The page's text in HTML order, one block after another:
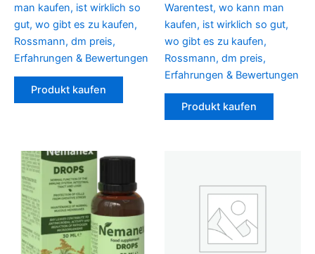
man kaufen, ist wirklich so
gut, wo gibt es zu kaufen,
Rossmann, dm preis,
Erfahrungen & Bewertungen
Produkt kaufen
Warentest, wo kann man
kaufen, ist wirklich so gut,
wo gibt es zu kaufen,
Rossmann, dm preis,
Erfahrungen & Bewertungen
Produkt kaufen